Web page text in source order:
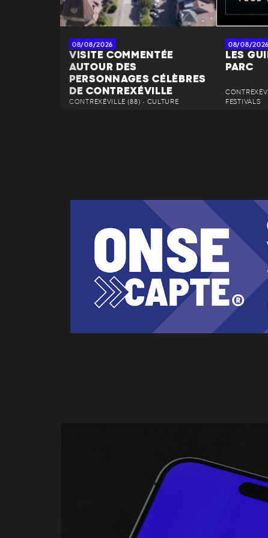
08/08/2026
VISITE COMMENTÉE
AUTOUR DES
PERSONNAGES CÉLÈBRES
DE CONTREXÉVILLE
CONTREXÉVILLE (88) • CULTURE
08/08/2026
LES
PARC
FESTIVALS